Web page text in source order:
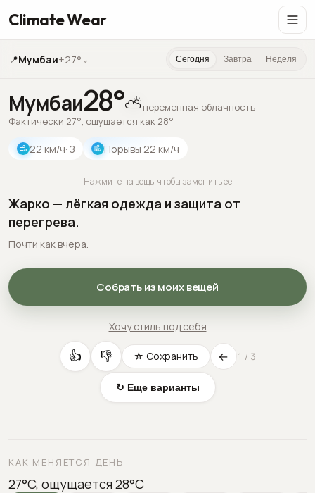
Climate Wear
📍Мумбаи+27° ⌄ Сегодня Завтра Неделя
Мумбаи28°⛅переменная облачность
Фактически 27°, ощущается как 28°
22 км/ч· З Порывы 22 км/ч
Жарко — лёгкая одежда и защита от
перегрева.
Почти как вчера.
Собрать из моих вещей
Хочу стиль под себя
Нажмите на вещь, чтобы заменить её
👍 👎 ☆ Сохранить ← 1 / 3
↻ Еще варианты
КАК МЕНЯЕТСЯ ДЕНЬ
27°C, ощущается 28°C